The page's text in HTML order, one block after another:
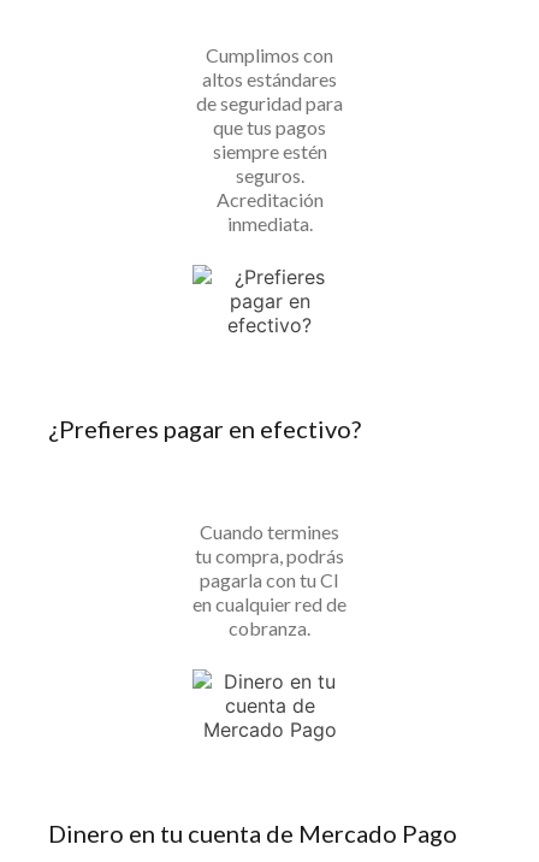
Cumplimos con
altos estándares
de seguridad para
que tus pagos
siempre estén
seguros.
Acreditación
inmediata.
¿Prefieres pagar en efectivo?
Cuando termines
tu compra, podrás
pagarla con tu CI
en cualquier red de
cobranza.
Dinero en tu cuenta de Mercado Pago